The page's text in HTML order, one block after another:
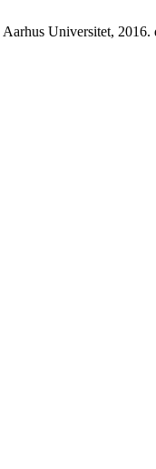
Universitet, 2016.